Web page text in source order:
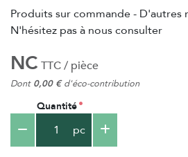
Produits sur commande - D'autres
N'hésitez pas à nous consulter
NC TTC / pièce
Dont 0,00 €d'éco-contribution
Quantité
pc